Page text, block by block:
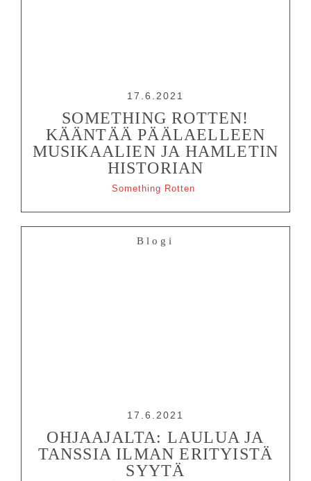
17.6.2021
SOMETHING ROTTEN!
KÄÄNTÄÄ PÄÄLAELLEEN
MUSIKAALIEN JA HAMLETIN
HISTORIAN
Something Rotten
Blogi
17.6.2021
OHJAAJALTA: LAULUA JA
TANSSIA ILMAN ERITYISTÄ
SYYTÄ